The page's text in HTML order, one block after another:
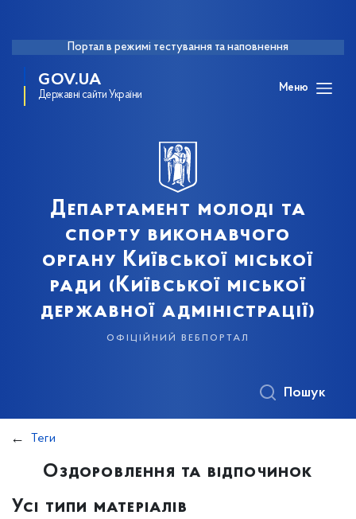
Портал в режимі тестування та наповнення
GOV.UA
Державні сайти України
Меню
Департамент молоді та
спорту виконавчого
органу Київської міської
ради (Київської міської
державної адміністрації)
офіційний вебпортал
Пошук
Теги
Оздоровлення та відпочинок
Усі типи матеріалів